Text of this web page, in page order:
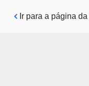
Pular para o
Ir para a página